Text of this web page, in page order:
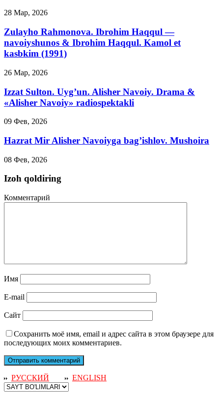
28 Мар, 2026
Zulayho Rahmonova. Ibrohim Haqqul —
navoiyshunos & Ibrohim Haqqul. Kamol et
kasbkim (1991)
26 Мар, 2026
Izzat Sulton. Uyg’un. Alisher Navoiy. Drama &
«Alisher Navoiy» radiospektakli
09 Фев, 2026
Hazrat Mir Alisher Navoiyga bag’ishlov. Mushoira
08 Фев, 2026
Izoh qoldiring
Комментарий
Имя
E-mail
Сайт
Сохранить моё имя, email и адрес сайта в этом браузере для
последующих моих комментариев.
РУССКИЙ ENGLISH